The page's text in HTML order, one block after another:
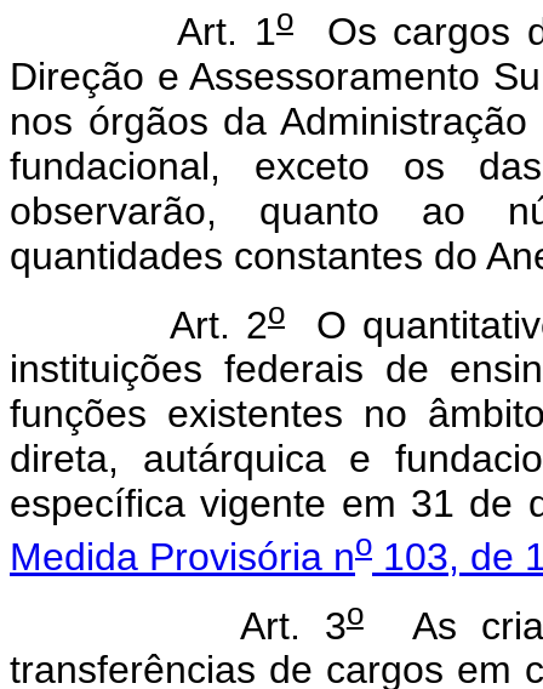
Art. 1o Os cargos
Direção e Assessoramento
nos órgãos da
fundacional, exceto os
observarão, quanto ao
quantidades constantes do
Art. 2o O
instituições federais de
funções existentes no
direta, autárquica e
específica vigente em 31 de
Medida Provisória no 103, de
Art. 3oAs
transferências de cargos em